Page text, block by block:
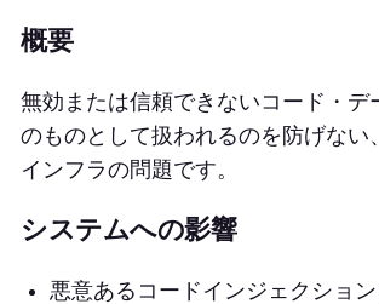
概要
無効または信頼できないコード・デ
のものとして扱われるのを防げない
インフラの問題です。
システムへの影響
悪意あるコードインジェクショ